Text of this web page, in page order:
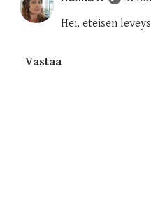
Hei, eteisen
Vastaa